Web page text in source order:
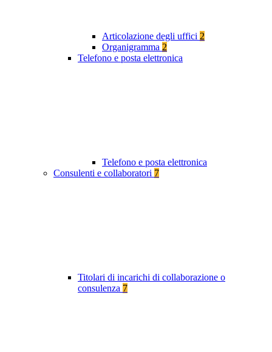
Articolazione degli uffici 2
Organigramma 2
Telefono e posta elettronica
Telefono e posta elettronica
Consulenti e collaboratori 7
Titolari di incarichi di collaborazione o
consulenza 7